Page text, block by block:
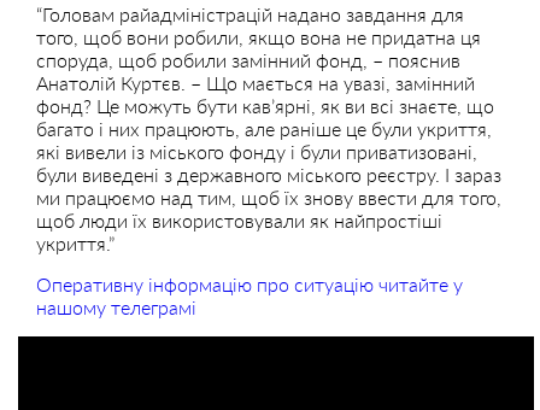
“Головам райадміністрацій надано завдання для
того, щоб вони робили, якщо вона не придатна ця
споруда, щоб робили замінний фонд, – пояснив
Анатолій Куртєв. – Що мається на увазі, замінний
фонд? Це можуть бути кав’ярні, як ви всі знаєте, що
багато і них працюють, але раніше це були укриття,
які вивели із міського фонду і були приватизовані,
були виведені з державного міського реєстру. І зараз
ми працюємо над тим, щоб їх знову ввести для того,
щоб люди їх використовували як найпростіші
укриття.”
Оперативну інформацію про ситуацію читайте у
нашому телеграмі